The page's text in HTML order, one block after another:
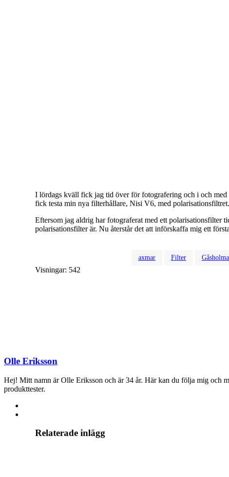
I lördags kväll fick jag tid över för fotografering och i och
fick testa min nya filterhållare, Nisi V6, med polarisationsfiltret.
Eftersom jag aldrig har fotograferat med ett polarisationsfilter
polarisationsfilter är. Nu återstår det att införskaffa mig ett
axmar Filter Gåsholma
Visningar: 542
Olle Eriksson
Hej! Mitt namn är Olle Eriksson och är 34 år. Här kan du följa mig och
produkttester.
Relaterade inlägg